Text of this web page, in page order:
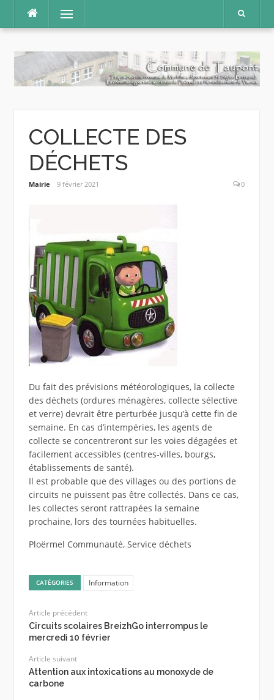
contenu
Menu
COLLECTE DES
DÉCHETS
Mairie 9 février 2021 0
Du fait des prévisions météorologiques, la collecte
des déchets (ordures ménagères, collecte sélective
et verre) devrait être perturbée jusqu’à cette fin de
semaine. En cas d’intempéries, les agents de
collecte se concentreront sur les voies dégagées et
facilement accessibles (centres-villes, bourgs,
établissements de santé).
Il est probable que des villages ou des portions de
circuits ne puissent pas être collectés. Dans ce cas,
les collectes seront rattrapées la semaine
prochaine, lors des tournées habituelles.
Ploërmel Communauté, Service déchets
CATÉGORIES Information
Article précédent
Circuits scolaires BreizhGo interrompus le
mercredi 10 février
Article suivant
Attention aux intoxications au monoxyde de
carbone